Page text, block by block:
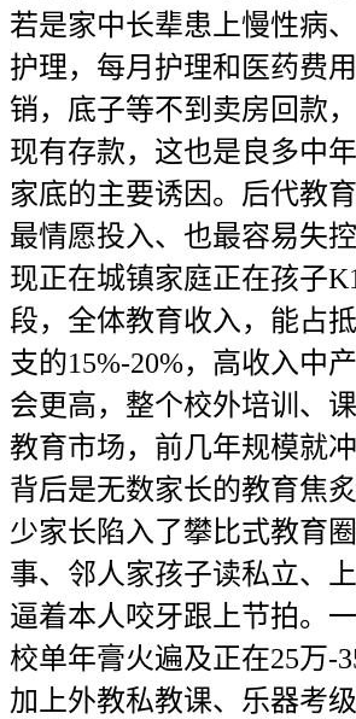
若是家中长辈患上慢性病
护理，每月护理和医药费
销，底子等不到卖房回款
现有存款，这也是良多中
家底的主要诱因。后代教
最情愿投入、也最容易失
现正在城镇家庭正在孩子
段，全体教育收入，能占
支的15%-20%，高收入中
会更高，整个校外培训、
教育市场，前几年规模就冲
背后是无数家长的教育焦
少家长陷入了攀比式教育
事、邻人家孩子读私立、
逼着本人咬牙跟上节拍。
校单年膏火遍及正在25万-
加上外教私教课、乐器考